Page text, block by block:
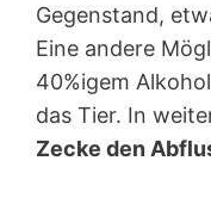
Gegenstand,
Eine andere
40%igem
das Tier. In
Zecke den